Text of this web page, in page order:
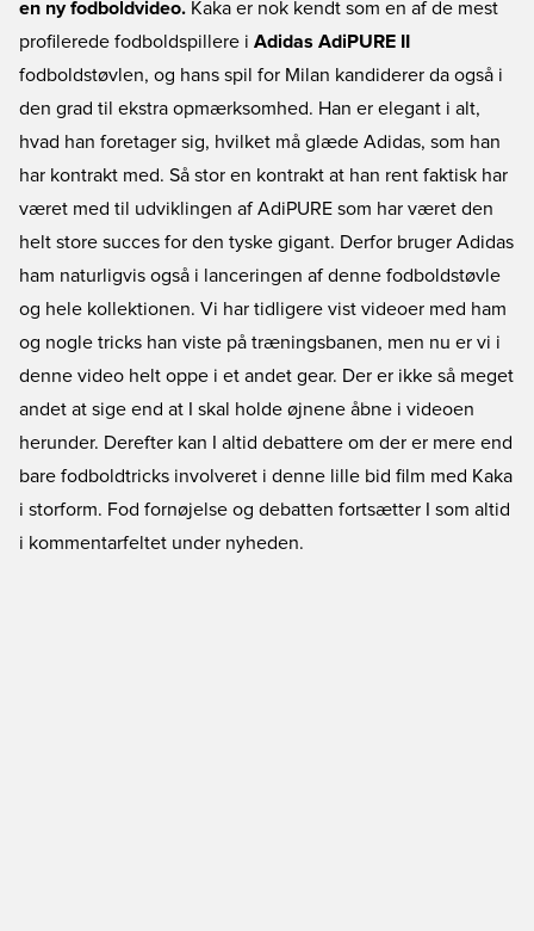
en ny fodboldvideo. Kaka er nok kendt som en af de mest
profilerede fodboldspillere i Adidas AdiPURE II
fodboldstøvlen, og hans spil for Milan kandiderer da også i
den grad til ekstra opmærksomhed. Han er elegant i alt,
hvad han foretager sig, hvilket må glæde Adidas, som han
har kontrakt med. Så stor en kontrakt at han rent faktisk har
været med til udviklingen af AdiPURE som har været den
helt store succes for den tyske gigant. Derfor bruger Adidas
ham naturligvis også i lanceringen af denne fodboldstøvle
og hele kollektionen. Vi har tidligere vist videoer med ham
og nogle tricks han viste på træningsbanen, men nu er vi i
denne video helt oppe i et andet gear. Der er ikke så meget
andet at sige end at I skal holde øjnene åbne i videoen
herunder. Derefter kan I altid debattere om der er mere end
bare fodboldtricks involveret i denne lille bid film med Kaka
i storform. Fod fornøjelse og debatten fortsætter I som altid
i kommentarfeltet under nyheden.